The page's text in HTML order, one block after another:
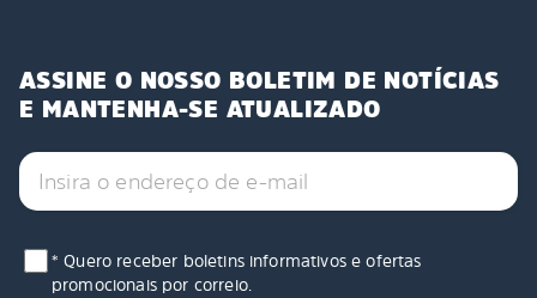
ASSINE O NOSSO BOLETIM DE NOTÍCIAS
E MANTENHA-SE ATUALIZADO
* Quero receber boletins informativos e ofertas
promocionais por correio.